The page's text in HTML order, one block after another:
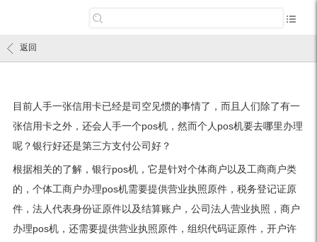
返回
目前人手一张信用卡已经是司空见惯的事情了，而且人们除了有一
张信用卡之外，还会人手一个pos机，然而个人pos机要去哪里办理
呢？银行好还是第三方支付公司好？
根据相关的了解，银行pos机，它是针对个体商户以及工商商户类
的，个体工商户办理pos机需要提供营业执照原件，税务登记证原
件，法人代表身份证原件以及结算账户，公司法人营业执照，商户
办理pos机，还需要提供营业执照原件，组织代码证原件，开户许